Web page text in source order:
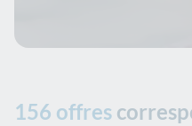
156 offres